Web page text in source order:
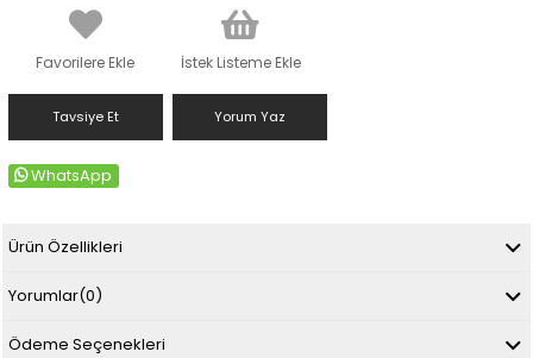
Favorilere Ekle İstek Listeme Ekle
Tavsiye Et Yorum Yaz
WhatsApp
Ürün Özellikleri
Yorumlar(0)
Ödeme Seçenekleri